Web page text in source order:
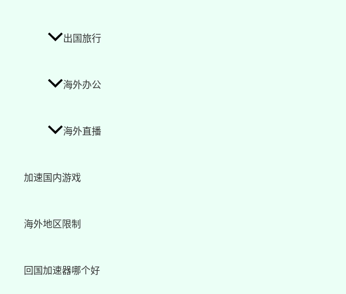
出国旅行
海外办公
海外直播
加速国内游戏
海外地区限制
回国加速器哪个好